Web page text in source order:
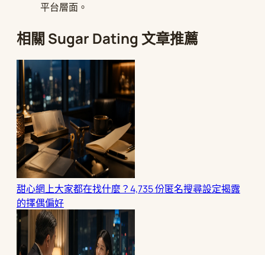
平台層面。
相關 Sugar Dating 文章推薦
甜心網上大家都在找什麼？4,735 份匿名搜尋設定揭露
的擇偶偏好